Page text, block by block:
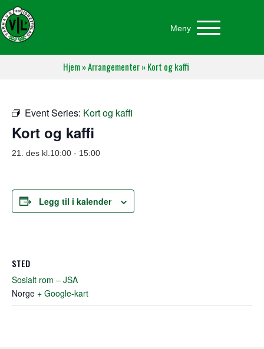
Meny
Hjem»Arrangementer»Kort og kaffi
Event Series: Kort og kaffi
Kort og kaffi
21. des kl.10:00 - 15:00
Legg til i kalender
STED
Sosialt rom – JSA
Norge + Google-kart